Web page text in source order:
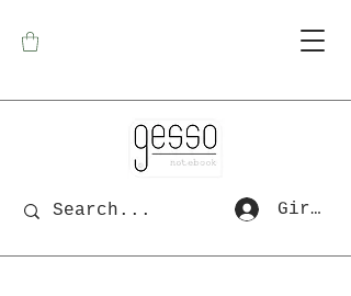
Giriş